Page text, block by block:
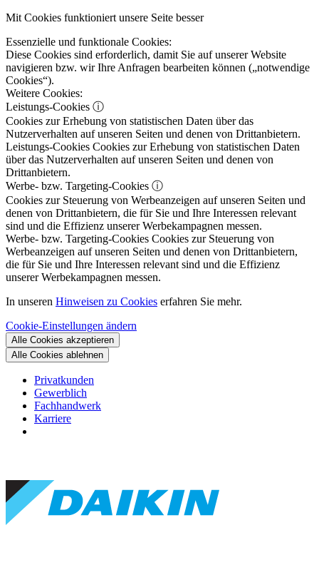
Mit Cookies funktioniert unsere Seite besser
Essenzielle und funktionale Cookies:
Diese Cookies sind erforderlich, damit Sie auf unserer Website
navigieren bzw. wir Ihre Anfragen bearbeiten können („notwendige
Cookies“).
Weitere Cookies:
Leistungs-Cookies ⓘ
Cookies zur Erhebung von statistischen Daten über das
Nutzerverhalten auf unseren Seiten und denen von Drittanbietern.
Leistungs-Cookies Cookies zur Erhebung von statistischen Daten
über das Nutzerverhalten auf unseren Seiten und denen von
Drittanbietern.
Werbe- bzw. Targeting-Cookies ⓘ
Cookies zur Steuerung von Werbeanzeigen auf unseren Seiten und
denen von Drittanbietern, die für Sie und Ihre Interessen relevant
sind und die Effizienz unserer Werbekampagnen messen.
Werbe- bzw. Targeting-Cookies Cookies zur Steuerung von
Werbeanzeigen auf unseren Seiten und denen von Drittanbietern,
die für Sie und Ihre Interessen relevant sind und die Effizienz
unserer Werbekampagnen messen.
In unseren Hinweisen zu Cookies erfahren Sie mehr.
Cookie-Einstellungen ändern
Alle Cookies akzeptieren
Alle Cookies ablehnen
Privatkunden
Gewerblich
Fachhandwerk
Karriere